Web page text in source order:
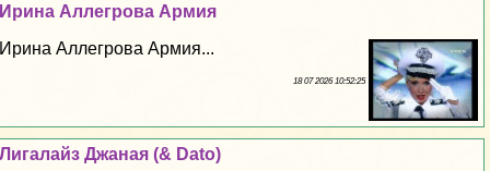
Ирина Аллегрова Армия
Ирина Аллегрова Армия...
18 07 2026 10:52:25
Лигалайз Джаная (& Dato)